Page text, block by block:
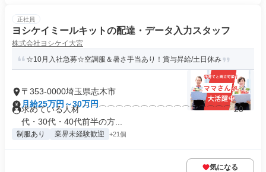
正社員
ヨシケイミールキットの配達・データ入力スタッフ
株式会社ヨシケイ大宮
☆10月入社急募☆空調服＆暑さ手当あり！賞与昇給/土日休み
〒353-0000埼玉県志木市
月給25万円～30万円
求めている人材 ⌒⌒⌒⌒⌒⌒⌒⌒⌒⌒⌒⌒⌒⌒⌒⌒⌒⌒ 20
代・30代・40代前半の方...
制服あり 業界未経験歓迎 +21個
気になる